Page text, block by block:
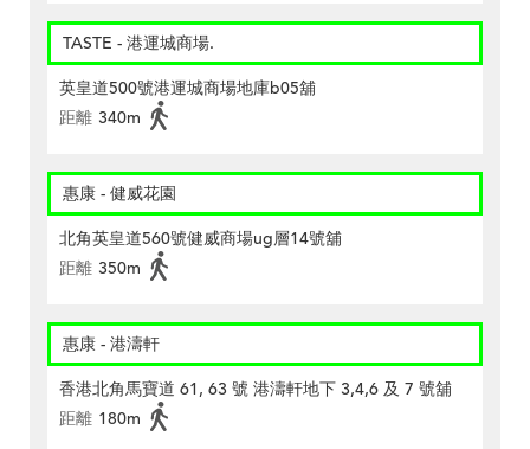
TASTE - 港運城商場.
英皇道500號港運城商場地庫b05舖
距離 340m
惠康 - 健威花園
北角英皇道560號健威商場ug層14號舖
距離 350m
惠康 - 港濤軒
香港北角馬寶道 61, 63 號 港濤軒地下 3,4,6 及 7 號舖
距離 180m